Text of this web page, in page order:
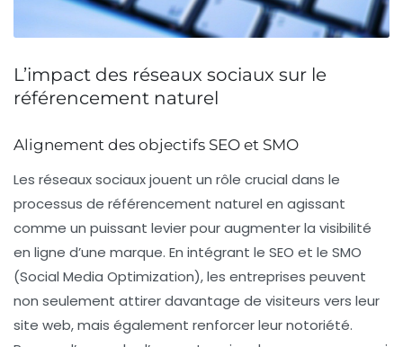
L’impact des réseaux sociaux sur le
référencement naturel
Alignement des objectifs SEO et SMO
Les réseaux sociaux jouent un rôle crucial dans le
processus de référencement naturel en agissant
comme un puissant levier pour augmenter la visibilité
en ligne d’une marque. En intégrant le SEO et le SMO
(Social Media Optimization), les entreprises peuvent
non seulement attirer davantage de visiteurs vers leur
site web, mais également renforcer leur notoriété.